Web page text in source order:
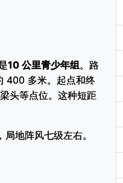
10 公里青少年组。路
400 多米。起点和终
头等点位。这种短距
地阵风七级左右。